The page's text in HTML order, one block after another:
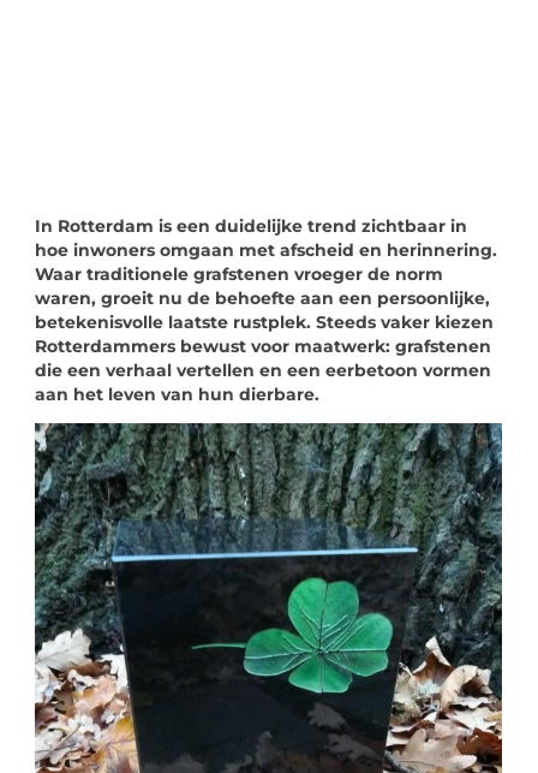
In Rotterdam is een duidelijke trend zichtbaar in
hoe inwoners omgaan met afscheid en herinnering.
Waar traditionele grafstenen vroeger de norm
waren, groeit nu de behoefte aan een persoonlijke,
betekenisvolle laatste rustplek. Steeds vaker kiezen
Rotterdammers bewust voor maatwerk: grafstenen
die een verhaal vertellen en een eerbetoon vormen
aan het leven van hun dierbare.